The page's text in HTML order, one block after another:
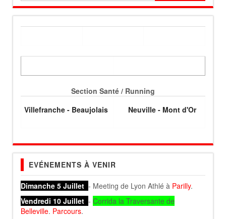
Section Santé / Running
Villefranche - Beaujolais
Neuville - Mont d'Or
EVÉNEMENTS À VENIR
Dimanche 5 Juillet - Meeting de Lyon Athlé à Parilly.
Vendredi 10 Juillet - Corrida la Traversante de
Belleville. Parcours.